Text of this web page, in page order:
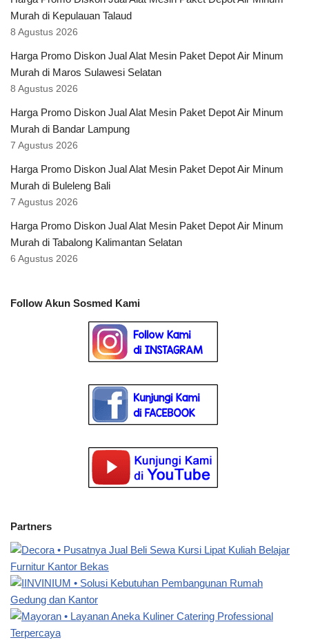
Murah di Kepulauan Talaud
8 Agustus 2026
Harga Promo Diskon Jual Alat Mesin Paket Depot Air Minum
Murah di Maros Sulawesi Selatan
8 Agustus 2026
Harga Promo Diskon Jual Alat Mesin Paket Depot Air Minum
Murah di Bandar Lampung
7 Agustus 2026
Harga Promo Diskon Jual Alat Mesin Paket Depot Air Minum
Murah di Buleleng Bali
7 Agustus 2026
Harga Promo Diskon Jual Alat Mesin Paket Depot Air Minum
Murah di Tabalong Kalimantan Selatan
6 Agustus 2026
Follow Akun Sosmed Kami
Partners